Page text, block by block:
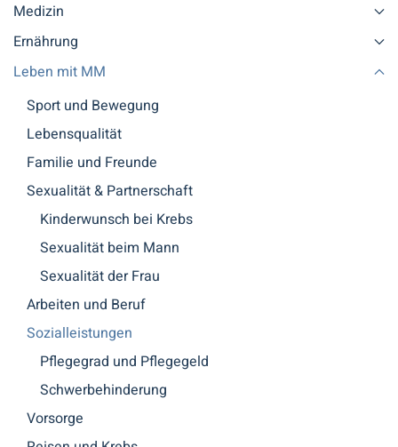
Medizin
Ernährung
Leben mit MM
Sport und Bewegung
Lebensqualität
Familie und Freunde
Sexualität & Partnerschaft
Kinderwunsch bei Krebs
Sexualität beim Mann
Sexualität der Frau
Arbeiten und Beruf
Sozialleistungen
Pflegegrad und Pflegegeld
Schwerbehinderung
Vorsorge